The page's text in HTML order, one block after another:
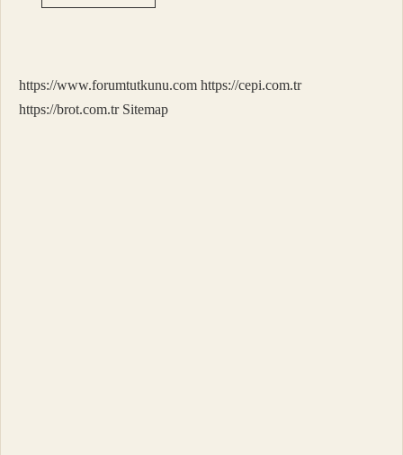
Ayı
https://www.forumtutkunu.com https://cepi.com.tr
https://brot.com.tr Sitemap